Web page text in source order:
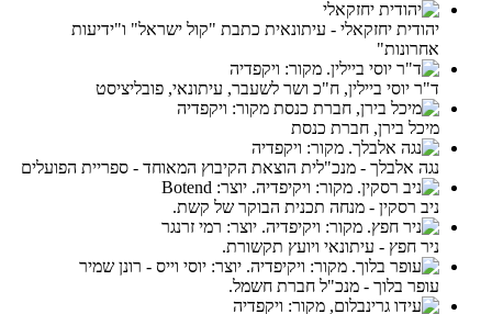
יהודית יחזקאלי - עיתונאית כתבת "קול ישראל" ו"ידיעות
אחרונות"
ד"ר יוסי ביילין, ח"כ ושר לשעבר, עיתונאי, פובליציסט
מיכל בירן, חברת כנסת
נגה אלבלך - מנכ"לית הוצאת הקיבוץ המאוחד - ספריית הפועלים
ניב רסקין - מנחה תכנית הבוקר של קשת.
ניר חפץ - עיתונאי ויועץ תקשורת.
עופר בלוך - מנכ"ל חברת חשמל.